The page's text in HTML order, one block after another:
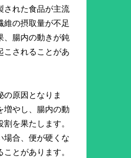
された食品が主流
維の摂取量が不足
、腸内の動きが鈍
こされることがあ
の原因となりま
増やし、腸内の動
を果たします。
場合、便が硬くな
とがあります。